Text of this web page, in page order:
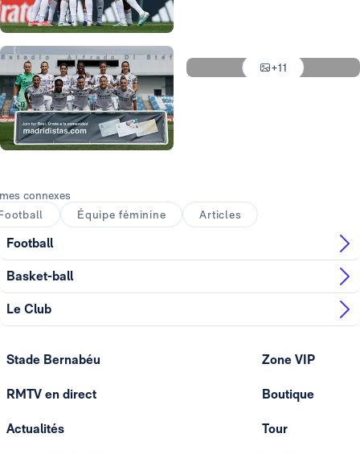
+11
connexes
Équipe féminine Articles
Football
Basket-ball
Le Club
Stade Bernabéu
RMTV en direct
Actualités
Zone VIP
Boutique
Tour